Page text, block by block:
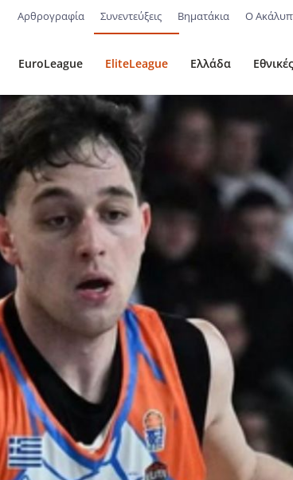
Αρθρογραφία Συνεντεύξεις Βηματάκια Ο
EuroLeague EliteLeague Ελλάδα